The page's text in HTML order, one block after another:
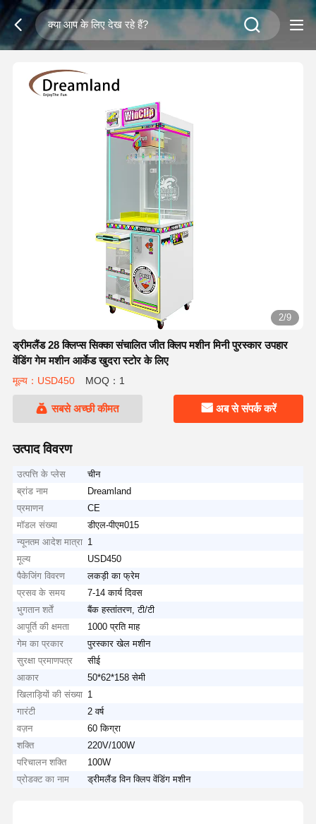
2/9
ड्रीमलैंड 28 क्लिप्स सिक्का संचालित जीत क्लिप मशीन मिनी पुरस्कार उपहार
वेंडिंग गेम मशीन आर्केड खुदरा स्टोर के लिए
मूल्य：USD450 MOQ：1
सबसे अच्छी कीमत अब से संपर्क करें
उत्पाद विवरण
उत्पत्ति के प्लेस
चीन
ब्रांड नाम
Dreamland
प्रमाणन
CE
मॉडल संख्या
डीएल-पीएम015
न्यूनतम आदेश मात्रा 1
मूल्य
USD450
पैकेजिंग विवरण
लकड़ी का फ्रेम
प्रसव के समय
7-14 कार्य दिवस
भुगतान शर्तें
बैंक हस्तांतरण, टी/टी
आपूर्ति की क्षमता
1000 प्रति माह
गेम का प्रकार
पुरस्कार खेल मशीन
सुरक्षा प्रमाणपत्र
सीई
आकार
50*62*158 सेमी
खिलाड़ियों की संख्या 1
गारंटी
2 वर्ष
वज़न
60 किग्रा
शक्ति
220V/100W
परिचालन शक्ति
100W
प्रोडक्ट का नाम
ड्रीमलैंड विन क्लिप वेंडिंग मशीन